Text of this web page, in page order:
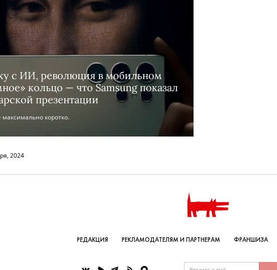
с ИИ, революция в мобильном
кольцо — что Samsung показал
презентации
коротко.
2024
РЕДАКЦИЯ РЕКЛАМОДАТЕЛЯМ И ПАРТНЕРАМ ФРАНШИЗА